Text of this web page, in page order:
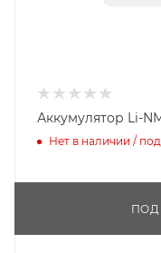
Аккумулятор Li-
Нет в наличии / под
ПОД